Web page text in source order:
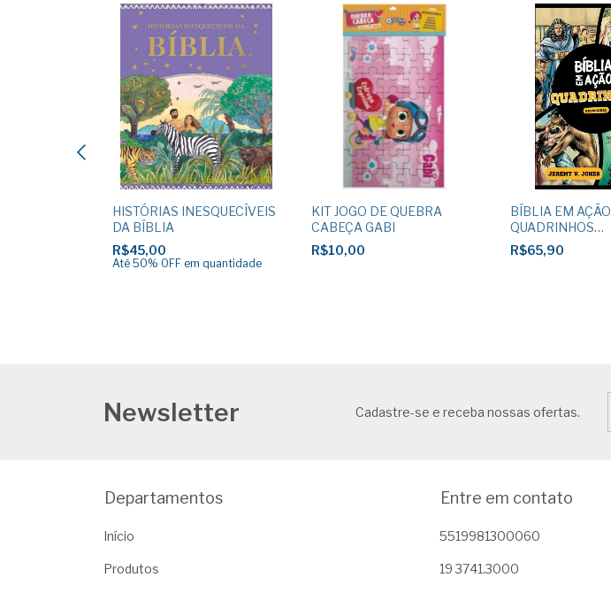
HISTÓRIAS INESQUECÍVEIS
DA BÍBLIA
R$45,00
Até 50% OFF em quantidade
KIT JOGO DE QUEBRA
CABEÇA GABI
R$10,00
BÍBLIA EM AÇÃO
QUADRINHOS
DEVOCIONAL
R$65,90
Newsletter Cadastre-se e receba nossas ofertas.
Departamentos
Início
Produtos
Entre em contato
5519981300060
19 3741.3000